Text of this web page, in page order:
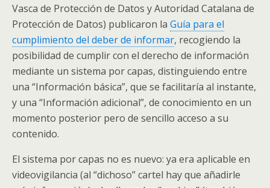
Vasca de Protección de Datos y Autoridad Catalana de
Protección de Datos) publicaron la Guía para el
cumplimiento del deber de informar, recogiendo la
posibilidad de cumplir con el derecho de información
mediante un sistema por capas, distinguiendo entre
una “Información básica”, que se facilitaría al instante,
y una “Información adicional”, de conocimiento en un
momento posterior pero de sencillo acceso a su
contenido.
El sistema por capas no es nuevo: ya era aplicable en
videovigilancia (al “dichoso” cartel hay que añadirle